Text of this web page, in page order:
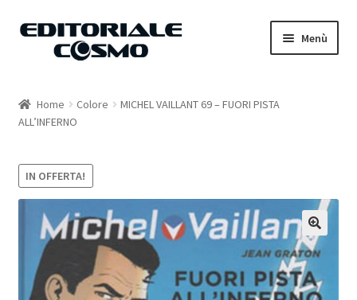
Vai
Vai
Menù
Catalogo
Carrello
Il mio account
Home Colore
MICHEL VAILLANT 69 – FUORI PISTA
ALL’INFERNO
IN OFFERTA!